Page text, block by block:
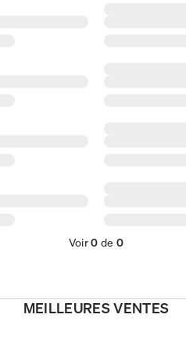
Voir0 de 0
MEILLEURES VENTES